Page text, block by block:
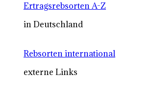
Ertragsrebsorten A-Z
in Deutschland
Rebsorten international
externe Links